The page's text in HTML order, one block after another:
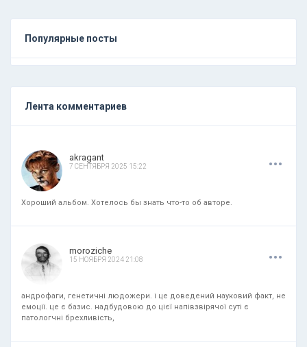
Популярные посты
Лента комментариев
akragant
7 СЕНТЯБРЯ 2025 15:22 ...
Хороший альбом. Хотелось бы знать что-то об авторе.
moroziche
15 НОЯБРЯ 2024 21:08 ...
андрофаги, генетичні людожери. і це доведений науковий факт, не
емоції. це є базис. надбудовою до цієї напівзвірячої суті є
патологчні брехливість,